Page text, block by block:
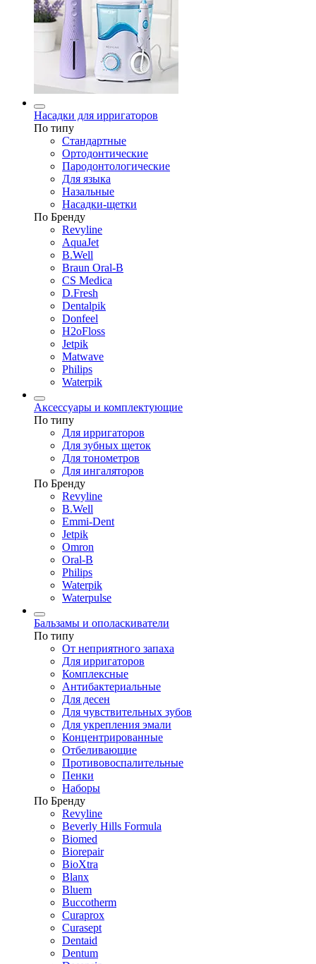
Насадки для ирригаторов
По типу
Стандартные
Ортодонтические
Пародонтологические
Для языка
Назальные
Насадки-щетки
По Бренду
Revyline
AquaJet
B.Well
Braun Oral-B
CS Medica
D.Fresh
Dentalpik
Donfeel
H2oFloss
Jetpik
Matwave
Philips
Waterpik
Аксессуары и комплектующие
По типу
Для ирригаторов
Для зубных щеток
Для тонометров
Для ингаляторов
По Бренду
Revyline
B.Well
Emmi-Dent
Jetpik
Omron
Oral-B
Philips
Waterpik
Waterpulse
Бальзамы и ополаскиватели
По типу
От неприятного запаха
Для ирригаторов
Комплексные
Антибактериальные
Для десен
Для чувствительных зубов
Для укрепления эмали
Концентрированные
Отбеливающие
Противовоспалительные
Пенки
Наборы
По Бренду
Revyline
Beverly Hills Formula
Biomed
Biorepair
BioXtra
Blanx
Bluem
Buccotherm
Curaprox
Curasept
Dentaid
Dentum